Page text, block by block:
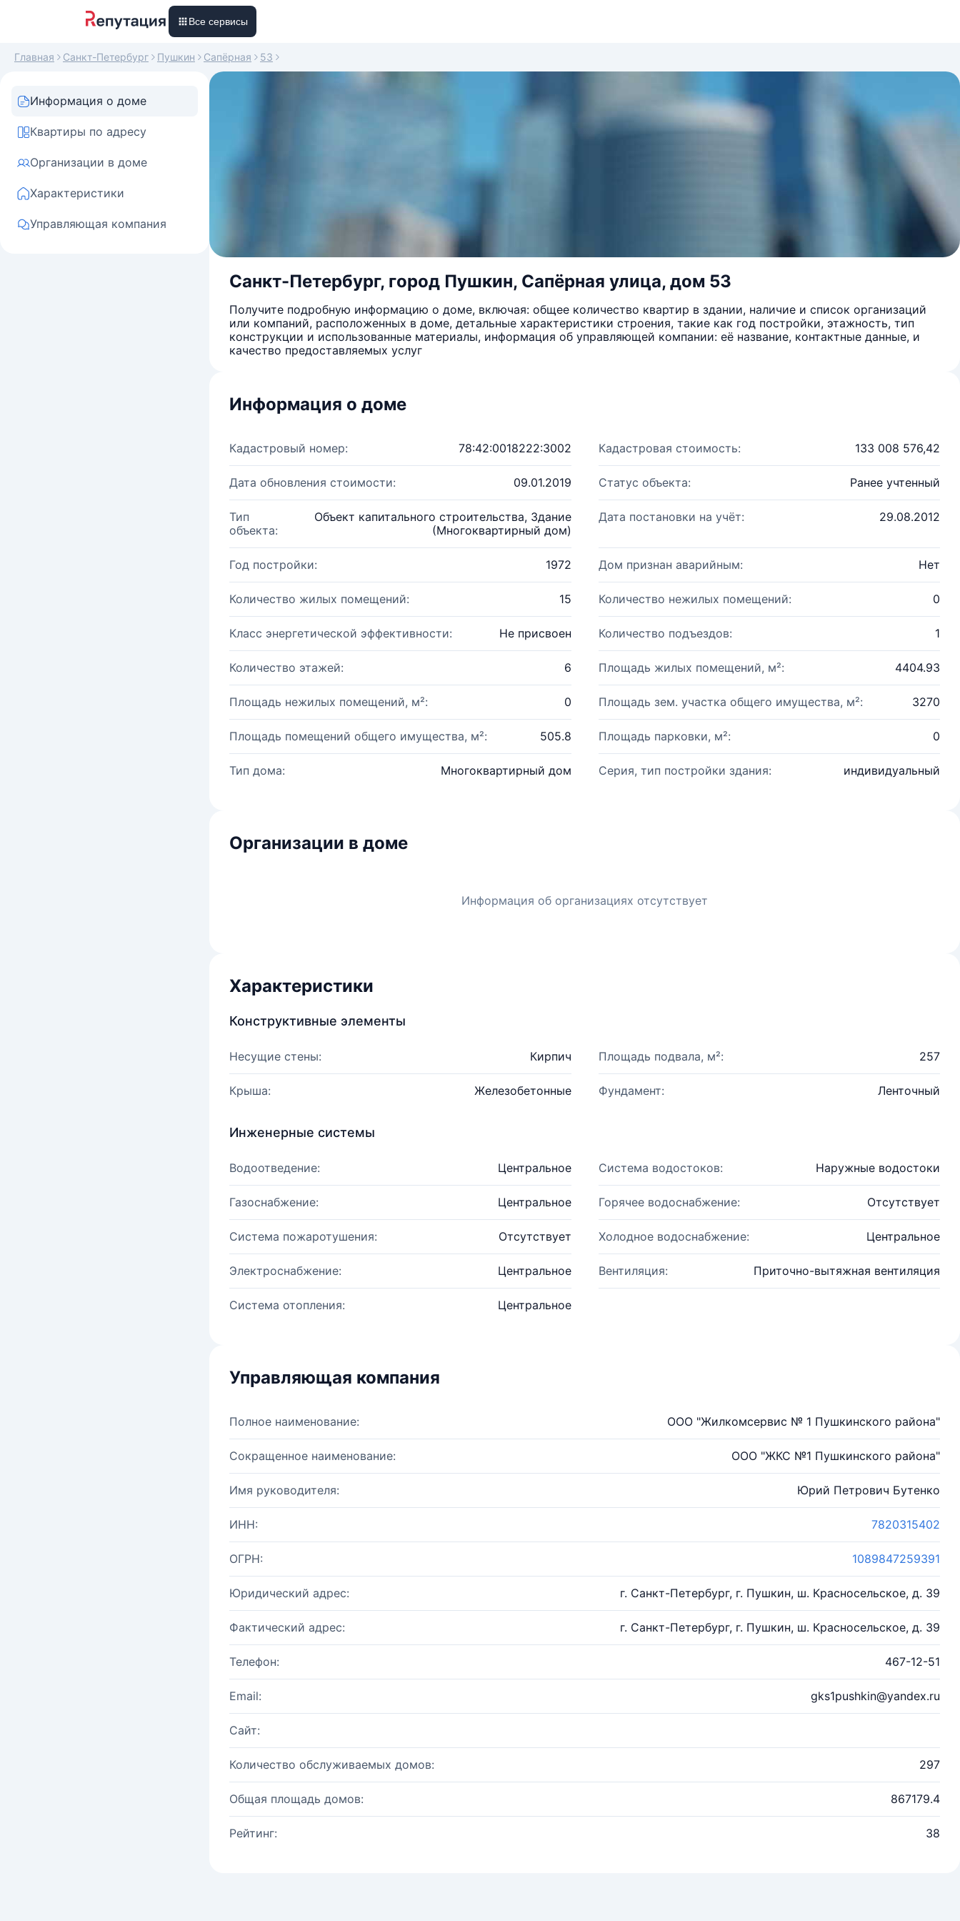
Все сервисы
Главная Санкт-Петербург Пушкин Сапёрная 53
Информация о доме
Квартиры по адресу
Организации в доме
Характеристики
Управляющая компания
Санкт-Петербург, город Пушкин, Сапёрная улица, дом 53
Получите подробную информацию о доме, включая: общее количество квартир в здании, наличие и список организаций
или компаний, расположенных в доме, детальные характеристики строения, такие как год постройки, этажность, тип
конструкции и использованные материалы, информация об управляющей компании: её название, контактные данные, и
качество предоставляемых услуг
Информация о доме
Кадастровый номер: 78:42:0018222:3002 Кадастровая стоимость: 133 008 576,42
Дата обновления стоимости: 09.01.2019 Статус объекта: Ранее учтенный
Тип
объекта:
Объект капитального строительства, Здание
(Многоквартирный дом)
Дата постановки на учёт: 29.08.2012
Год постройки: 1972 Дом признан аварийным: Нет
Количество жилых помещений: 15 Количество нежилых помещений: 0
Класс энергетической эффективности: Не присвоен Количество подъездов: 1
Количество этажей: 6 Площадь жилых помещений, м²: 4404.93
Площадь нежилых помещений, м²: 0 Площадь зем. участка общего имущества, м²: 3270
Площадь помещений общего имущества, м²: 505.8 Площадь парковки, м²: 0
Тип дома: Многоквартирный дом Серия, тип постройки здания: индивидуальный
Организации в доме
Информация об организациях отсутствует
Характеристики
Конструктивные элементы
Несущие стены: Кирпич Площадь подвала, м²: 257
Крыша: Железобетонные Фундамент: Ленточный
Инженерные системы
Водоотведение: Центральное Система водостоков: Наружные водостоки
Газоснабжение: Центральное Горячее водоснабжение: Отсутствует
Система пожаротушения: Отсутствует Холодное водоснабжение: Центральное
Электроснабжение: Центральное Вентиляция: Приточно-вытяжная вентиляция
Система отопления: Центральное
Управляющая компания
Полное наименование: ООО "Жилкомсервис № 1 Пушкинского района"
Сокращенное наименование: ООО "ЖКС №1 Пушкинского района"
Имя руководителя: Юрий Петрович Бутенко
ИНН: 7820315402
ОГРН: 1089847259391
Юридический адрес: г. Санкт-Петербург, г. Пушкин, ш. Красносельское, д. 39
Фактический адрес: г. Санкт-Петербург, г. Пушкин, ш. Красносельское, д. 39
Телефон: 467-12-51
Email: gks1pushkin@yandex.ru
Сайт:
Количество обслуживаемых домов: 297
Общая площадь домов: 867179.4
Рейтинг: 38